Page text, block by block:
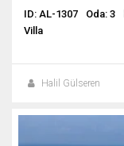
ID: AL-1307 Oda: 3
Villa
Halil Gülseren